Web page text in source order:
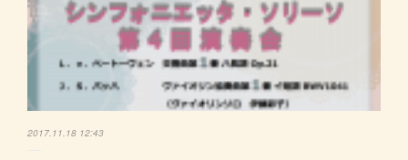
2017.11.18 12:43